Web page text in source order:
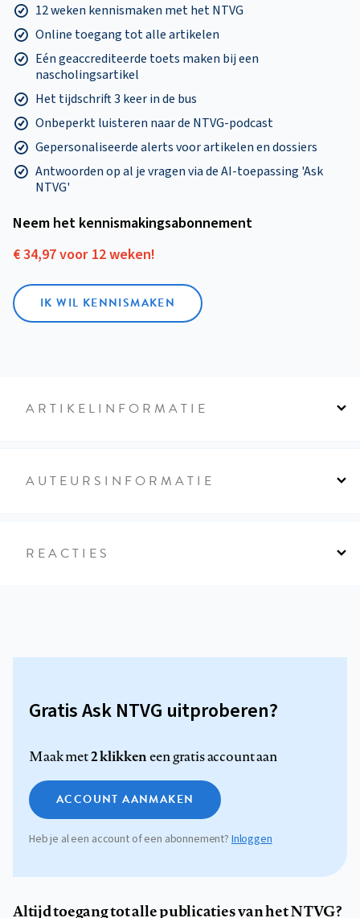
12 weken kennismaken met het NTVG
Online toegang tot alle artikelen
Eén geaccrediteerde toets maken bij een
nascholingsartikel
Het tijdschrift 3 keer in de bus
Onbeperkt luisteren naar de NTVG-podcast
Gepersonaliseerde alerts voor artikelen en dossiers
Antwoorden op al je vragen via de AI-toepassing 'Ask
NTVG'
Neem het kennismakings­abonnement
€ 34,97 voor 12 weken!
IK WIL KENNISMAKEN
ARTIKELINFORMATIE
AUTEURSINFORMATIE
REACTIES
Gratis Ask NTVG uitproberen?
Maak met2 klikkeneen gratis account aan
ACCOUNT AANMAKEN
Heb je al een account of een abonnement?Inloggen
Altijd toegang tot alle publicaties van het NTVG?